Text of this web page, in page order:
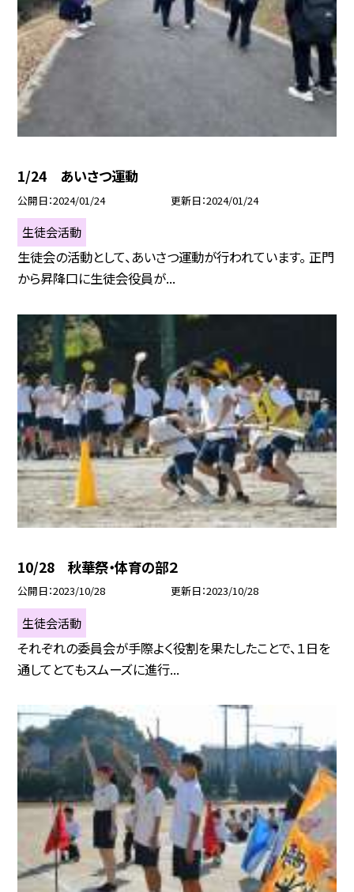
1/24 あいさつ運動
公開日 2024/01/24 更新日 2024/01/24
生徒会活動
生徒会の活動として、あいさつ運動が行われています。 正門
から昇降口に生徒会役員が...
10/28 秋華祭・体育の部２
公開日 2023/10/28 更新日 2023/10/28
生徒会活動
それぞれの委員会が手際よく役割を果たしたことで、１日を
通してとてもスムーズに進行...